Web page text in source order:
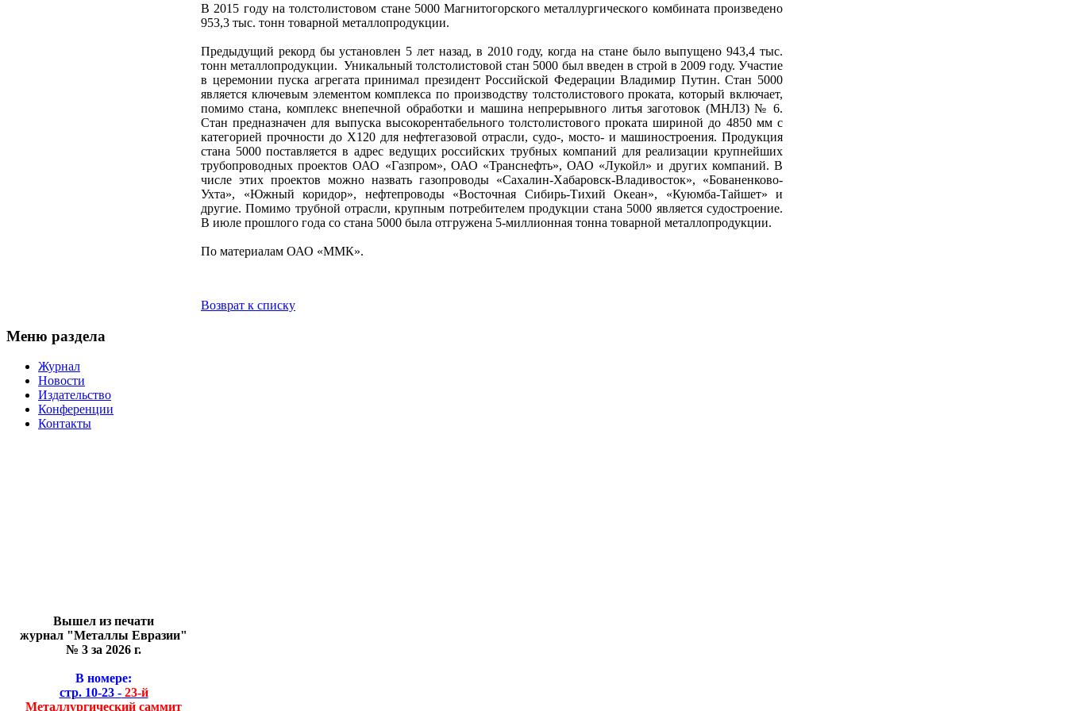
В 2015 году на толстолистовом стане 5000 Магнитогорского металлургического комбината произведено
953,3 тыс. тонн товарной металлопродукции.
Предыдущий рекорд бы установлен 5 лет назад, в 2010 году, когда на стане было выпущено 943,4 тыс.
тонн металлопродукции. Уникальный толстолистовой стан 5000 был введен в строй в 2009 году. Участие
в церемонии пуска агрегата принимал президент Российской Федерации Владимир Путин. Стан 5000
является ключевым элементом комплекса по производству толстолистового проката, который включает,
помимо стана, комплекс внепечной обработки и машина непрерывного литья заготовок (МНЛЗ) № 6.
Стан предназначен для выпуска высокорентабельного толстолистового проката шириной до 4850 мм с
категорией прочности до X120 для нефтегазовой отрасли, судо-, мосто- и машиностроения. Продукция
стана 5000 поставляется в адрес ведущих российских трубных компаний для реализации крупнейших
трубопроводных проектов ОАО «Газпром», ОАО «Транснефть», ОАО «Лукойл» и других компаний. В
числе этих проектов можно назвать газопроводы «Сахалин-Хабаровск-Владивосток», «Бованенково-
Ухта», «Южный коридор», нефтепроводы «Восточная Сибирь-Тихий Океан», «Куюмба-Тайшет» и
другие. Помимо трубной отрасли, крупным потребителем продукции стана 5000 является судостроение.
В июле прошлого года со стана 5000 была отгружена 5-миллионная тонна товарной металлопродукции.
По материалам ОАО «ММК».
Возврат к списку
Меню раздела
Журнал
Новости
Издательство
Конференции
Контакты
Вышел из печати
журнал "Металлы Евразии"
№ 3 за 2026 г.
В номере:
стр. 10-23 -23-й
Металлургический саммит